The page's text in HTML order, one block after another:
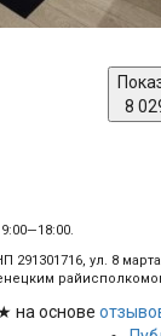
8
291301716, ул. 8
основе